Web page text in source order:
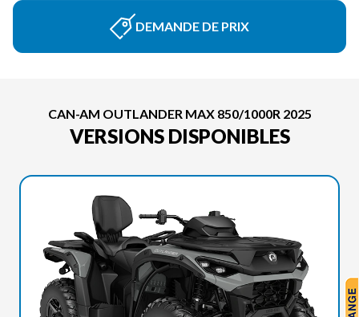
DEMANDE DE PRIX
CAN-AM OUTLANDER MAX 850/1000R 2025
VERSIONS DISPONIBLES